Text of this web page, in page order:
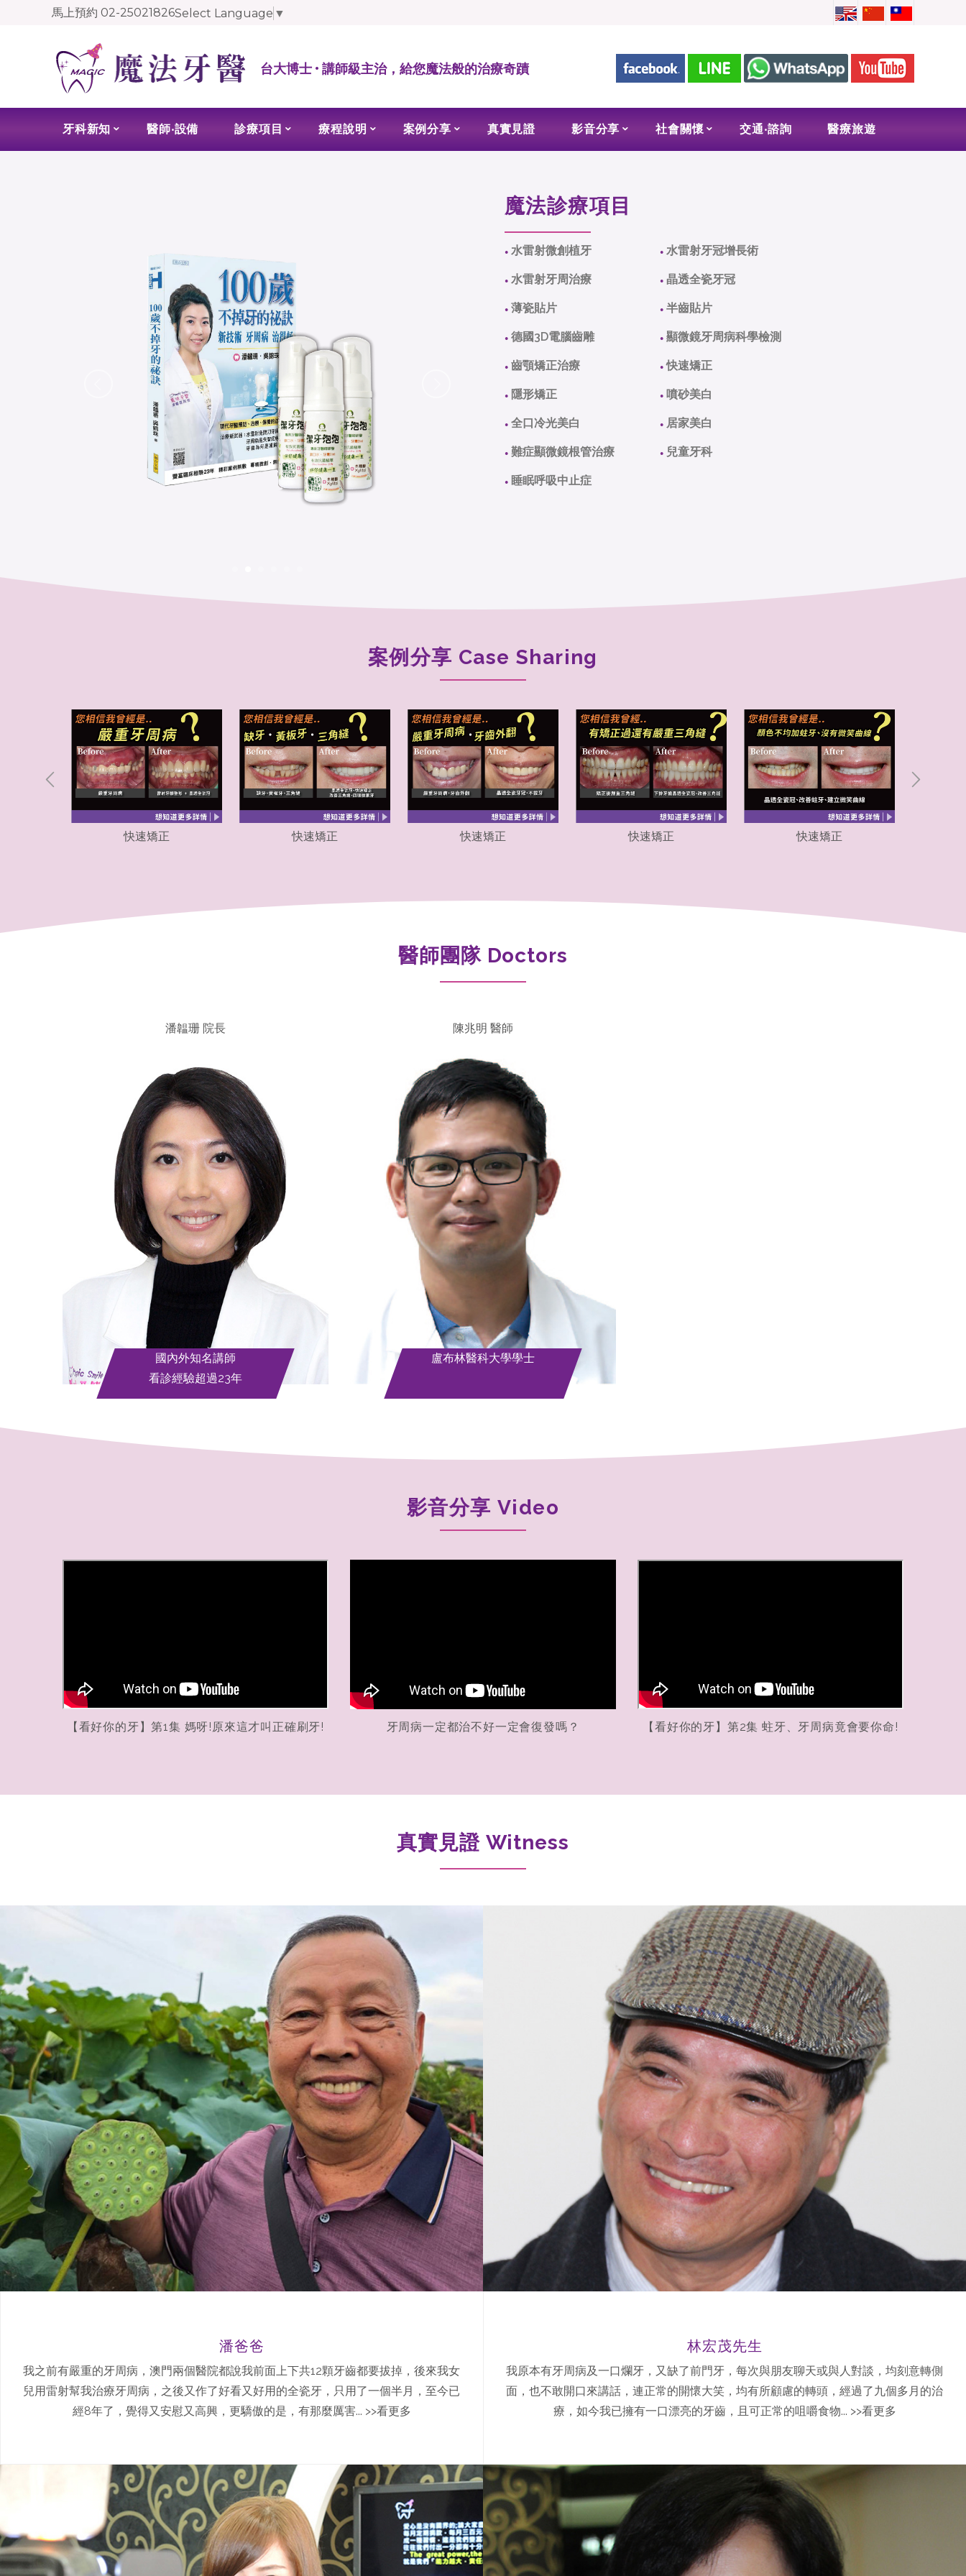
馬上預約 02-25021826Select Language ▼
台大博士 • 講師級主治，給您魔法般的治療奇蹟
牙科新知 醫師‧設備 診療項目 療程說明 案例分享 真實見證 影音分享 社會關懷 交通‧諮詢 醫療旅遊
魔法診療項目
● 水雷射微創植牙 ● 水雷射牙冠增長術
● 水雷射牙周治療 ● 晶透全瓷牙冠
● 薄瓷貼片 ● 半齒貼片
● 德國3D電腦齒雕 ● 顯微鏡牙周病科學檢測
● 齒顎矯正治療 ● 快速矯正
● 隱形矯正 ● 噴砂美白
● 全口冷光美白 ● 居家美白
● 難症顯微鏡根管治療 ● 兒童牙科
● 睡眠呼吸中止症
案例分享 Case Sharing
快速矯正 快速矯正 快速矯正 快速矯正 快速矯正
醫師團隊 Doctors
潘韞珊 院長
國內外知名講師
看診經驗超過23年
陳兆明 醫師
盧布林醫科大學學士
影音分享 Video
【看好你的牙】第1集 媽呀!原來這才叫正確刷牙! 牙周病一定都治不好一定會復發嗎？ 【看好你的牙】第2集 蛀牙、牙周病竟會要你命!
真實見證 Witness
潘爸爸
我之前有嚴重的牙周病，澳門兩個醫院都說我前面上下共12顆牙齒都要拔掉，後來我女
兒用雷射幫我治療牙周病，之後又作了好看又好用的全瓷牙，只用了一個半月，至今已
經8年了，覺得又安慰又高興，更驕傲的是，有那麼厲害... >>看更多
林宏茂先生
我原本有牙周病及一口爛牙，又缺了前門牙，每次與朋友聊天或與人對談，均刻意轉側
面，也不敢開口來講話，連正常的開懷大笑，均有所顧慮的轉頭，經過了九個多月的治
療，如今我已擁有一口漂亮的牙齒，且可正常的咀嚼食物... >>看更多